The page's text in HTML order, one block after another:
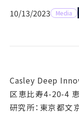
10/13/2023 Media
Casley Deep
区恵比寿4-20-4
研究所：東京都